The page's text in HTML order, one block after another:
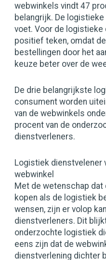
webwinkels vindt 47
belangrijk. De
voet. Voor de
positief teken, omdat
bestellingen door het
keuze beter over de
De drie belangrijkste
consument worden
van de webwinkels
procent van de
dienstverleners.
Logistiek dienstvelener
webwinkel
Met de wetenschap
kopen als de logistiek
wensen, zijn er volop
dienstverleners. Dit
onderzochte logistiek
eens zijn dat de
dienstverlening dichter